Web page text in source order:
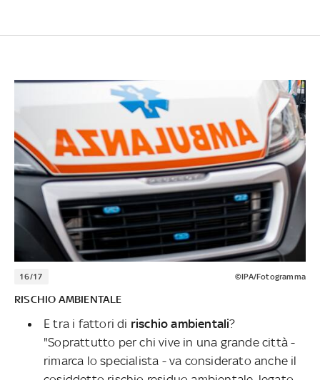
16/17 ©IPA/Fotogramma
RISCHIO AMBIENTALE
E tra i fattori di rischio ambientali?
"Soprattutto per chi vive in una grande città -
rimarca lo specialista - va considerato anche il